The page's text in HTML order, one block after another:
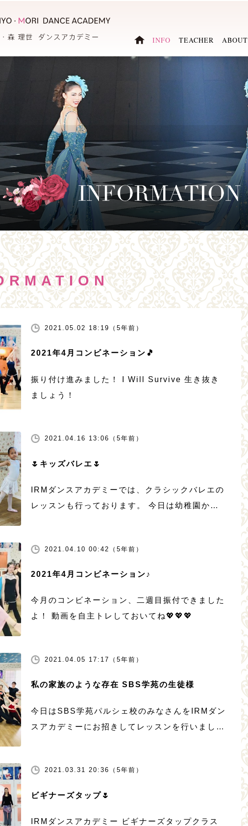
INFO TEACHER ABOUT
2021.05.02 18:19（5年前）
2021年4月コンビネーション🎵
振り付け進みました！ I Will Survive 生き抜き
ましょう！
2021.04.16 13:06（5年前）
🌷キッズバレエ🌷
IRMダンスアカデミーでは、クラシックバレエの
レッスンも行っております。 今日は幼稚園から
なポジション、バレエを始めとするダンスを […]
2021.04.10 00:42（5年前）
2021年4月コンビネーション♪
今月のコンビネーション、二週目振付できました
よ！ 動画を自主トレしておいてね💖💖💖
2021.04.05 17:17（5年前）
私の家族のような存在 SBS学苑の生徒様
今日はSBS学苑パルシェ校のみなさんをIRMダン
スアカデミーにお招きしてレッスンを行いまし
に盛り上がりました。３０年以上の生徒さんば
[…]
2021.03.31 20:36（5年前）
ビギナーズタップ🌷
IRMダンスアカデミー ビギナーズタップクラス